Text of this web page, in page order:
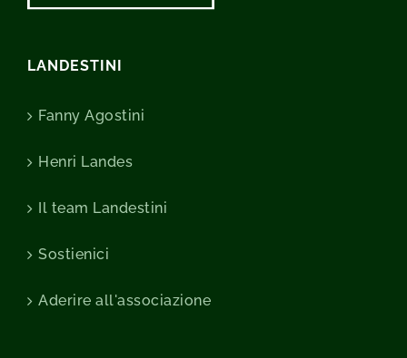
LANDESTINI
Fanny Agostini
Henri Landes
Il team Landestini
Sostienici
Aderire all'associazione